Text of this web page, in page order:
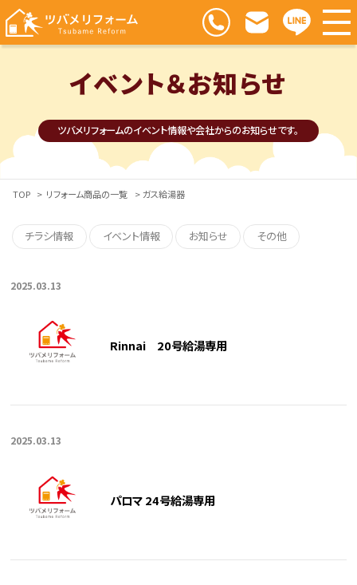
イベント＆お知らせ
ツバメリフォームのイベント情報や会社からのお知らせです。
TOP > リフォーム商品の一覧 > ガス給湯器
チラシ情報 イベント情報 お知らせ その他
2025.03.13
Rinnai 20号給湯専用
2025.03.13
パロマ 24号給湯専用